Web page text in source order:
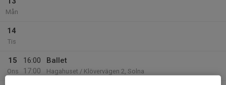
Mån
14
Tis
15
Ons
16:00
17:00
Ballet
Hagahuset / Klövervägen 2, Solna